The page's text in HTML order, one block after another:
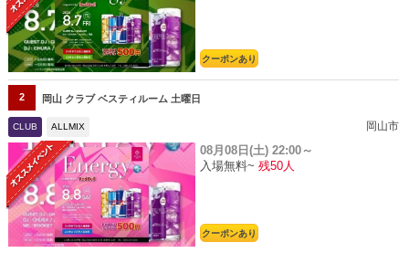
クーポンあり
2 岡山 クラブ ベスティルーム 土曜日
CLUB ALLMIX 岡山市
08月08日(土) 22:00～
入場無料~ 残50人
クーポンあり